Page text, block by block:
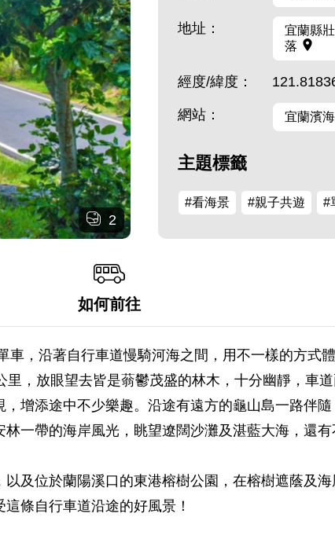
2
地址：
宜蘭縣
落
經度/緯度：
網站： 宜蘭濱
主題標籤
#看海景 #親子共遊 #
如何前往
，沿著自行車道慢騎河海之間，用不一樣的方式體
，放眼望去皆是蓊鬱茂盛的林木，十分幽靜，車
增添途中不少樂趣。沿途有遠方的龜山島一路伴
一帶的海岸風光，眺望遼闊沙灘及湛藍大海，還
及位於蘭陽溪口的東港榕樹公園，在榕樹遮蔭及
條自行車道沿途的好風景！